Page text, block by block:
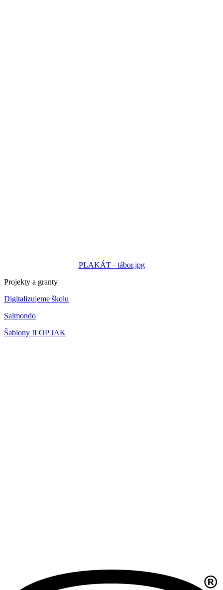
PLAKÁT - tábor.jpg
Projekty a granty
Digitalizujeme školu
Salmondo
Šablony II OP JAK